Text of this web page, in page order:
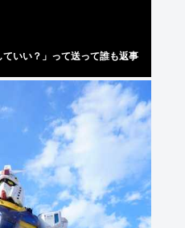
いい？」って送って誰も返事